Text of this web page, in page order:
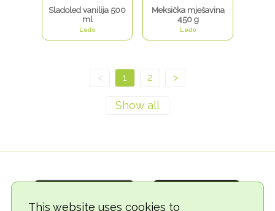
This website uses cookies to
Sladoled vanilija 500
ml
Ledo
Meksička mješavina
450 g
Ledo
< 1 2 >